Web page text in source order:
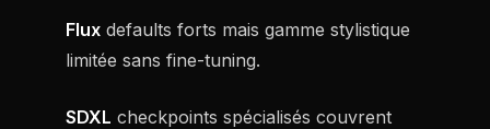
Flux defaults forts mais gamme stylistique
limitée sans fine-tuning.
SDXL checkpoints spécialisés couvrent